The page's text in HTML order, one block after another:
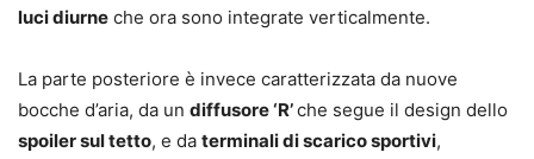
luci diurne che ora sono integrate verticalmente.
La parte posteriore è invece caratterizzata da nuove
bocche d’aria, da un diffusore ‘R’che segue il design dello
spoiler sul tetto, e da terminali di scarico sportivi,